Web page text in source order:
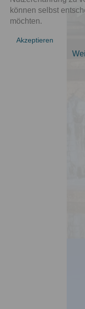
können selbst
möchten.
Akzeptieren